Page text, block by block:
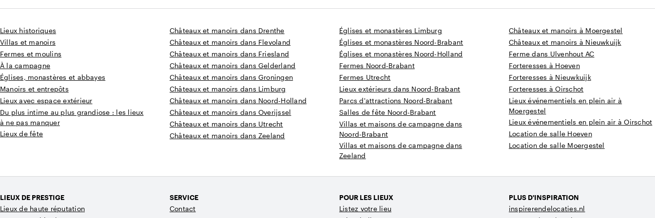
Lieux historiques
Villas et manoirs
Fermes et moulins
À la campagne
Églises, monastères et abbayes
Manoirs et entrepôts
Lieux avec espace extérieur
Du plus intime au plus grandiose : les lieux
à ne pas manquer
Lieux de fête
Châteaux et manoirs dans Drenthe
Châteaux et manoirs dans Flevoland
Châteaux et manoirs dans Friesland
Châteaux et manoirs dans Gelderland
Châteaux et manoirs dans Groningen
Châteaux et manoirs dans Limburg
Châteaux et manoirs dans Noord-Holland
Châteaux et manoirs dans Overijssel
Châteaux et manoirs dans Utrecht
Châteaux et manoirs dans Zeeland
Églises et monastères Limburg
Églises et monastères Noord-Brabant
Églises et monastères Noord-Holland
Fermes Noord-Brabant
Fermes Utrecht
Lieux extérieurs dans Noord-Brabant
Parcs d'attractions Noord-Brabant
Salles de fête Noord-Brabant
Villas et maisons de campagne dans
Noord-Brabant
Villas et maisons de campagne dans
Zeeland
Châteaux et manoirs à Moergestel
Châteaux et manoirs à Nieuwkuijk
Ferme dans Ulvenhout AC
Forteresses à Hoeven
Forteresses à Nieuwkuijk
Forteresses à Oirschot
Lieux événementiels en plein air à
Moergestel
Lieux événementiels en plein air à Oirschot
Location de salle Hoeven
Location de salle Moergestel
LIEUX DE PRESTIGE
Lieux de haute réputation
SERVICE
Contact
POUR LES LIEUX
Listez votre lieu
PLUS D'INSPIRATION
inspirerendelocaties.nl